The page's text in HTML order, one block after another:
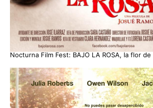
Nocturna Film Fest: BAJO LA ROSA, la flor